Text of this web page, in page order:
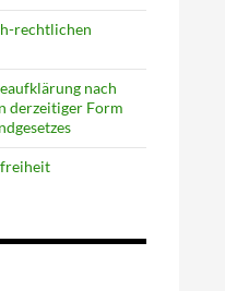
rechtlichen
nach
derzeitiger Form